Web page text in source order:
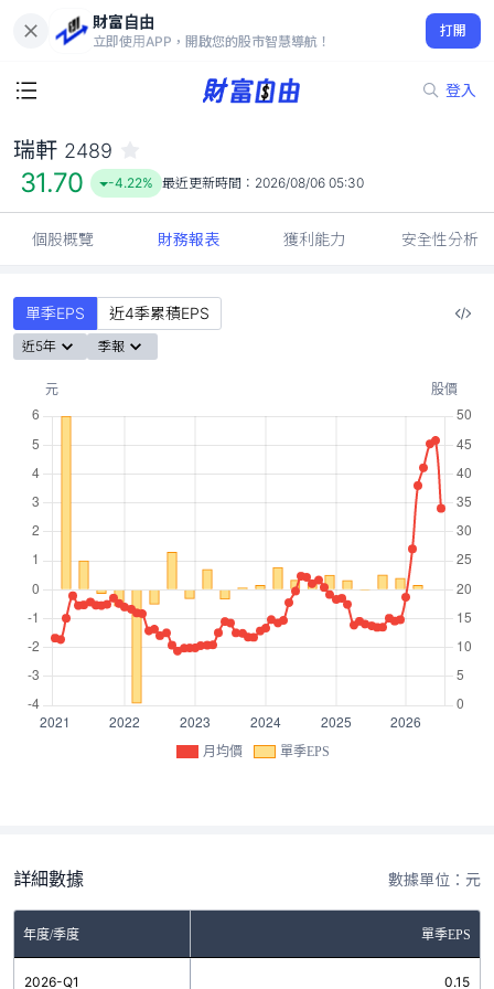
財富自由
立即使用APP，開啟您的股市智慧導航！
打開
登入
31.70
-4.22%
瑞軒 2489
31.70 -4.22% 最近更新時間： 2026/08/06 05:30
個股概覽 財務報表 獲利能力 安全性分析
單季EPS 近4季累積EPS
近5年 季報
月均價 單季EPS
詳細數據 數據單位：元
年度/季度 單季EPS
2026-Q1 0.15